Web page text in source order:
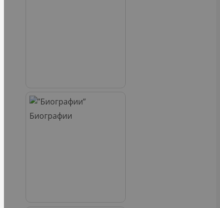
Биографии